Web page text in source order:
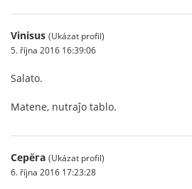
Vinisus (Ukázat profil)
5. října 2016 16:39:06
Salato.
Matene, nutraĵo tablo.
Серёга (Ukázat profil)
6. října 2016 17:23:28